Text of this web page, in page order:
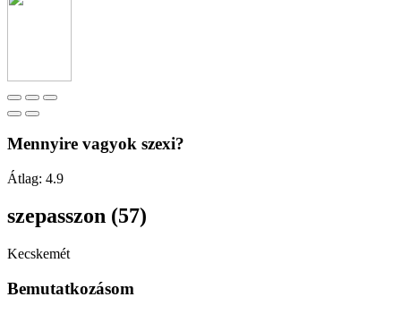
Mennyire vagyok szexi?
Átlag: 4.9
szepasszon (57)
Kecskemét
Bemutatkozásom